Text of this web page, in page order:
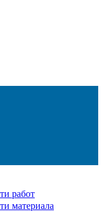
работ
материала